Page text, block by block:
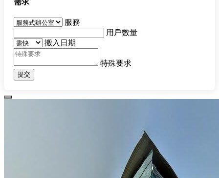
服務
用戶數量
搬入日期
特殊要求
提交